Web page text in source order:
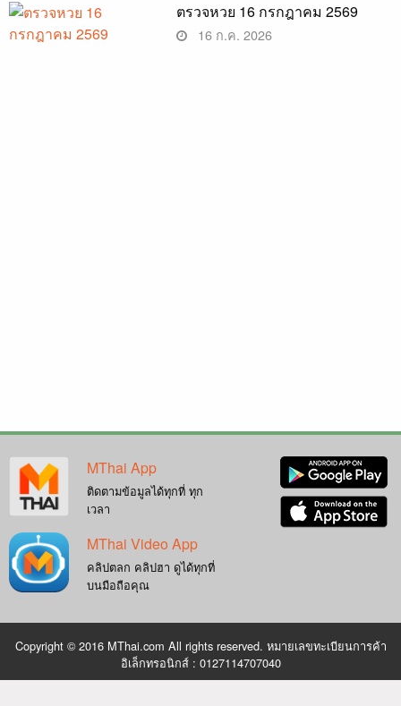
ตรวจหวย 16 กรกฎาคม 2569
16 ก.ค. 2026
MThai App
ติดตามข้อมูลได้ทุกที่ ทุก
เวลา
MThai Video App
คลิปตลก คลิปฮา ดูได้ทุกที่
บนมือถือคุณ
Copyright © 2016 MThai.com All rights reserved. หมายเลขทะเบียนการค้า
อิเล็กทรอนิกส์ : 0127114707040